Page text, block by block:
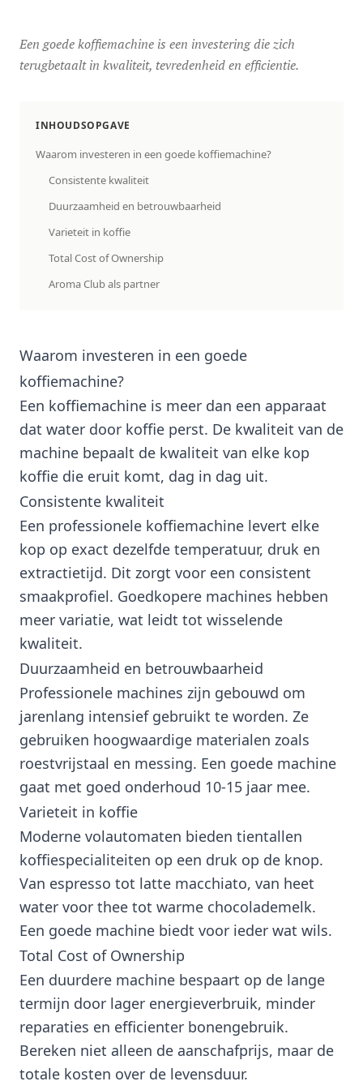
Een goede koffiemachine is een investering die zich
terugbetaalt in kwaliteit, tevredenheid en efficientie.
INHOUDSOPGAVE
Waarom investeren in een goede koffiemachine?
Consistente kwaliteit
Duurzaamheid en betrouwbaarheid
Varieteit in koffie
Total Cost of Ownership
Aroma Club als partner
Waarom investeren in een goede
koffiemachine?
Een koffiemachine is meer dan een apparaat
dat water door koffie perst. De kwaliteit van de
machine bepaalt de kwaliteit van elke kop
koffie die eruit komt, dag in dag uit.
Consistente kwaliteit
Een professionele koffiemachine levert elke
kop op exact dezelfde temperatuur, druk en
extractietijd. Dit zorgt voor een consistent
smaakprofiel. Goedkopere machines hebben
meer variatie, wat leidt tot wisselende
kwaliteit.
Duurzaamheid en betrouwbaarheid
Professionele machines zijn gebouwd om
jarenlang intensief gebruikt te worden. Ze
gebruiken hoogwaardige materialen zoals
roestvrijstaal en messing. Een goede machine
gaat met goed onderhoud 10-15 jaar mee.
Varieteit in koffie
Moderne volautomaten bieden tientallen
koffiespecialiteiten op een druk op de knop.
Van espresso tot latte macchiato, van heet
water voor thee tot warme chocolademelk.
Een goede machine biedt voor ieder wat wils.
Total Cost of Ownership
Een duurdere machine bespaart op de lange
termijn door lager energieverbruik, minder
reparaties en efficienter bonengebruik.
Bereken niet alleen de aanschafprijs, maar de
totale kosten over de levensduur.